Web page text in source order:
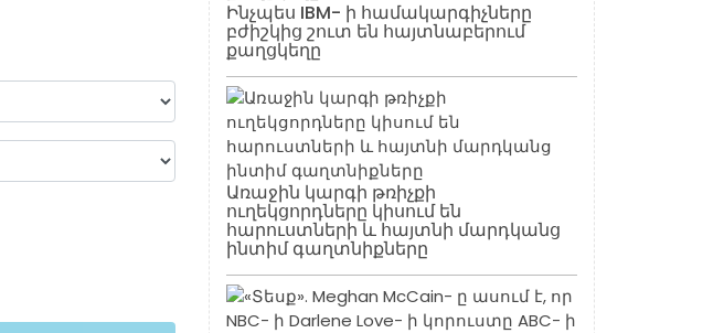
Ինչպես IBM- ի համակարգիչները
բժիշկից շուտ են հայտնաբերում
քաղցկեղը
Առաջին կարգի թռիչքի
ուղեկցորդները կիսում են
հարուստների և հայտնի մարդկանց
ինտիմ գաղտնիքները